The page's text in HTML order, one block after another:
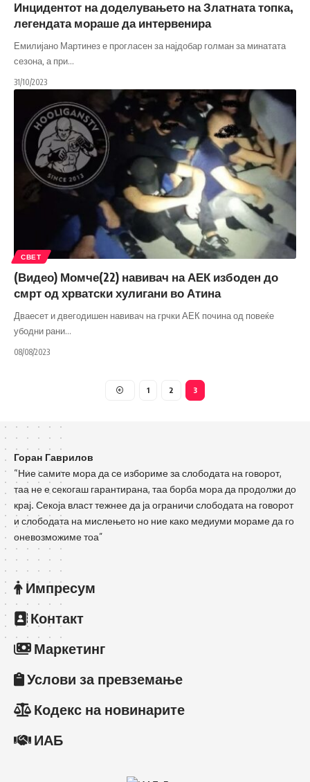
Инцидентот на доделувањето на Златната топка,
легендата мораше да интервенира
Емилијано Мартинез е прогласен за најдобар голман за минатата
сезона, а при…
31/10/2023
СВЕТ
(Видео) Момче(22) навивач на АЕК избоден до
смрт од хрватски хулигани во Атина
Дваесет и двегодишен навивач на грчки АЕК почина од повеќе
убодни рани…
08/08/2023
1 2 3
Горан Гаврилов
“Ние самите мора да се избориме за слободата на говорот,
таа не е секогаш гарантирана, таа борба мора да продолжи до
крај. Секоја власт тежнее да ја ограничи слободата на говорот
и слободата на мислењето но ние како медиуми мораме да го
оневозможиме тоа”
Импресум
Контакт
Маркетинг
Услови за превземање
Кодекс на новинарите
ИАБ